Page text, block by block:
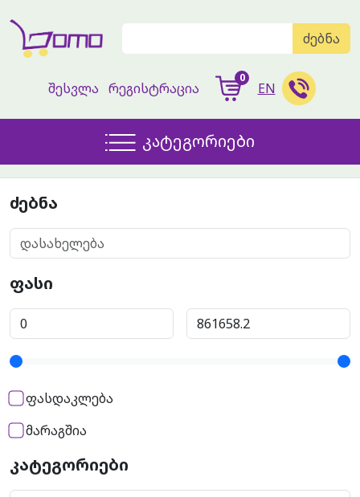
ძებნა
შესვლა რეგისტრაცია
0
EN
კატეგორიები
ძებნა
ფასი
ფასდაკლება
მარაგშია
კატეგორიები